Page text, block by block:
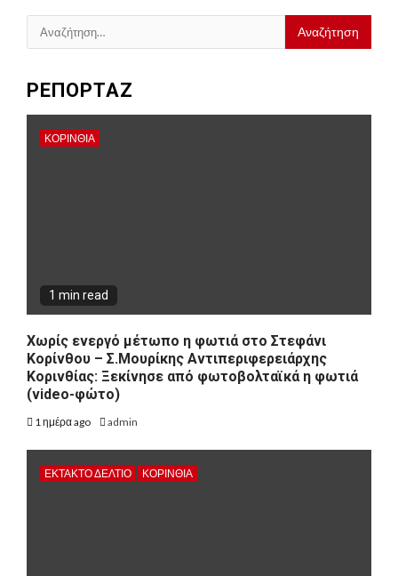
Αναζήτηση
για:
ΡΕΠΟΡΤΑΖ
ΚΟΡΙΝΘΊΑ
1 min read
Χωρίς ενεργό μέτωπο η φωτιά στο Στεφάνι
Κορίνθου – Σ.Μουρίκης Αντιπεριφερειάρχης
Κορινθίας: Ξεκίνησε από φωτοβολταϊκά η φωτιά
(video-φώτο)
1 ημέρα ago admin
ΕΚΤΑΚΤΟ ΔΕΛΤΙΟ ΚΟΡΙΝΘΊΑ